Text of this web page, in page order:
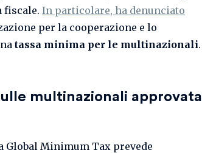
fiscale. In particolare, ha denunciato
per la cooperazione e lo
tassa minima per le multinazionali.
multinazionali approvata
Global Minimum Tax prevede